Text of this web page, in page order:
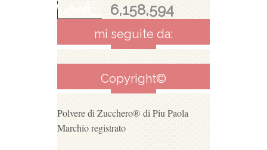
6,158,594
mi seguite da:
Copyright©
Polvere di Zucchero® di Piu Paola
Marchio registrato